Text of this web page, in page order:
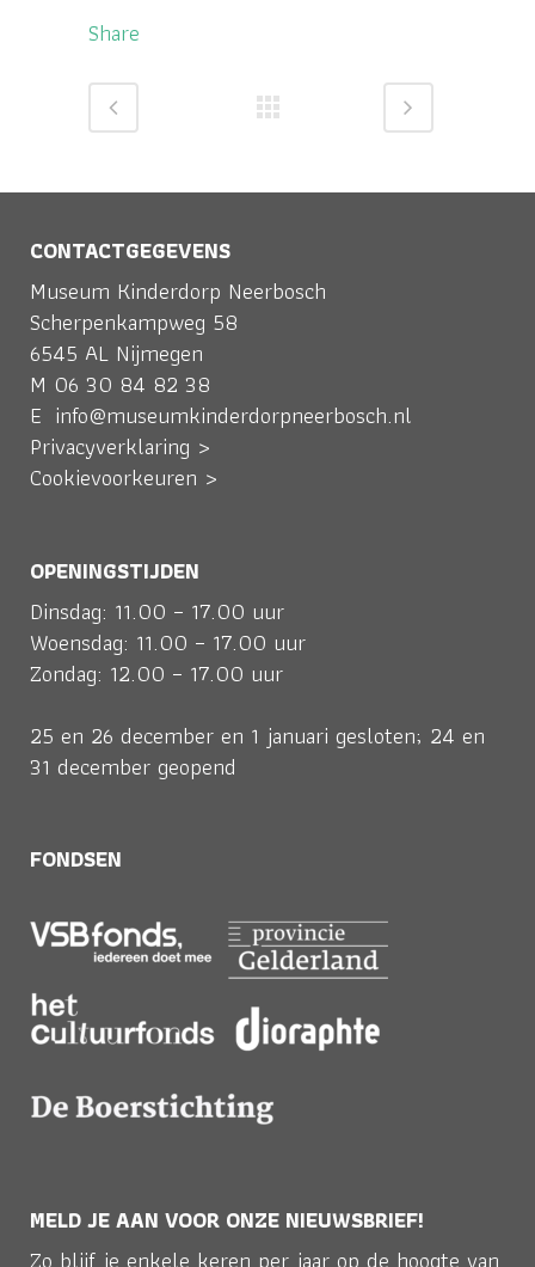
Share
CONTACTGEGEVENS
Museum Kinderdorp Neerbosch
Scherpenkampweg 58
6545 AL Nijmegen
M 06 30 84 82 38
E info@museumkinderdorpneerbosch.nl
Privacyverklaring >
Cookievoorkeuren >
OPENINGSTIJDEN
Dinsdag: 11.00 – 17.00 uur
Woensdag: 11.00 – 17.00 uur
Zondag: 12.00 – 17.00 uur
25 en 26 december en 1 januari gesloten; 24 en
31 december geopend
FONDSEN
MELD JE AAN VOOR ONZE NIEUWSBRIEF!